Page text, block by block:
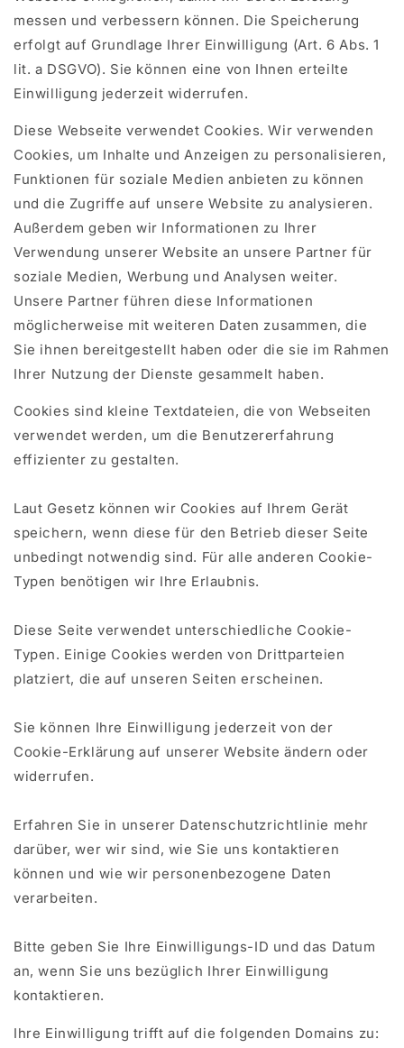
messen und verbessern können. Die Speicherung
erfolgt auf Grundlage Ihrer Einwilligung (Art. 6 Abs. 1
lit. a DSGVO). Sie können eine von Ihnen erteilte
Einwilligung jederzeit widerrufen.
Diese Webseite verwendet Cookies. Wir verwenden
Cookies, um Inhalte und Anzeigen zu personalisieren,
Funktionen für soziale Medien anbieten zu können
und die Zugriffe auf unsere Website zu analysieren.
Außerdem geben wir Informationen zu Ihrer
Verwendung unserer Website an unsere Partner für
soziale Medien, Werbung und Analysen weiter.
Unsere Partner führen diese Informationen
möglicherweise mit weiteren Daten zusammen, die
Sie ihnen bereitgestellt haben oder die sie im Rahmen
Ihrer Nutzung der Dienste gesammelt haben.
Cookies sind kleine Textdateien, die von Webseiten
verwendet werden, um die Benutzererfahrung
effizienter zu gestalten.
Laut Gesetz können wir Cookies auf Ihrem Gerät
speichern, wenn diese für den Betrieb dieser Seite
unbedingt notwendig sind. Für alle anderen Cookie-
Typen benötigen wir Ihre Erlaubnis.
Diese Seite verwendet unterschiedliche Cookie-
Typen. Einige Cookies werden von Drittparteien
platziert, die auf unseren Seiten erscheinen.
Sie können Ihre Einwilligung jederzeit von der
Cookie-Erklärung auf unserer Website ändern oder
widerrufen.
Erfahren Sie in unserer Datenschutzrichtlinie mehr
darüber, wer wir sind, wie Sie uns kontaktieren
können und wie wir personenbezogene Daten
verarbeiten.
Bitte geben Sie Ihre Einwilligungs-ID und das Datum
an, wenn Sie uns bezüglich Ihrer Einwilligung
kontaktieren.
Ihre Einwilligung trifft auf die folgenden Domains zu: